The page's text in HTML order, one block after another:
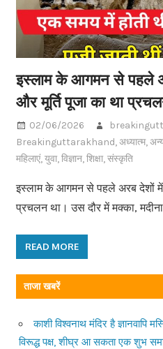
इस्लाम के आगमन से पहले
और मूर्ति पूजा का था
02/06/2026
Breakinguttarakhand,अध्यात्म,
महिलाएं,युवा,विज्ञान,शिक्षा,संस्कृति
इस्लाम के आगमन से पहले अरब देशों में
प्रचलन था। उस दौर में मक्का,
READ MORE
ताजा खबरें
काशी विश्वनाथ मंदिर है ज्ञानवापि
विरूद्ध पक्ष, शीघ्र आ सकता एक शुभ